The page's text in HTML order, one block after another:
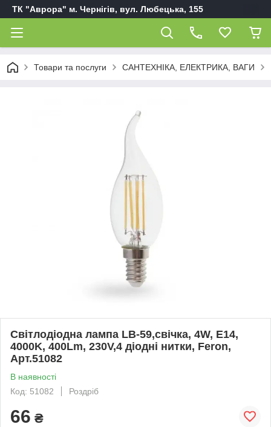
ТК "Аврора" м. Чернігів, вул. Любецька, 155
Товари та послуги САНТЕХНІКА, ЕЛЕКТРИКА, ВАГИ
Світлодіодна лампа LB-59,свічка, 4W, E14,
4000K, 400Lm, 230V,4 діодні нитки, Feron,
Арт.51082
В наявності
Код: 51082
Роздріб
66 ₴